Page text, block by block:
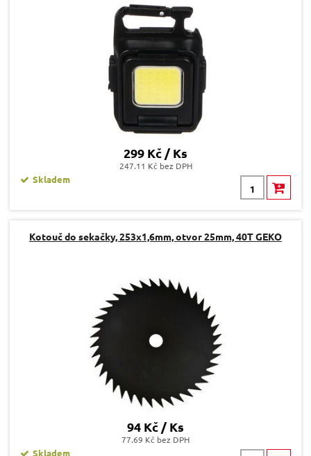
299 Kč / Ks
247.11 Kč bez DPH
Skladem
Kotouč do sekačky, 253x1,6mm, otvor 25mm, 40T GEKO
94 Kč / Ks
77.69 Kč bez DPH
Skladem